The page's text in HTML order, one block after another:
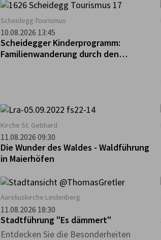
Scheidegg-Tourismus
10.08.2026 13:45
Scheidegger Kinderprogramm:
Familienwanderung durch den
Kirche St. Gebhard
11.08.2026 09:30
Die Wunder des Waldes - Waldführung
in Maierhöfen
Aureliuskirche Lindenberg
11.08.2026 18:30
Stadtführung "Es dämmert"
Entdecken Sie die Besonderheiten